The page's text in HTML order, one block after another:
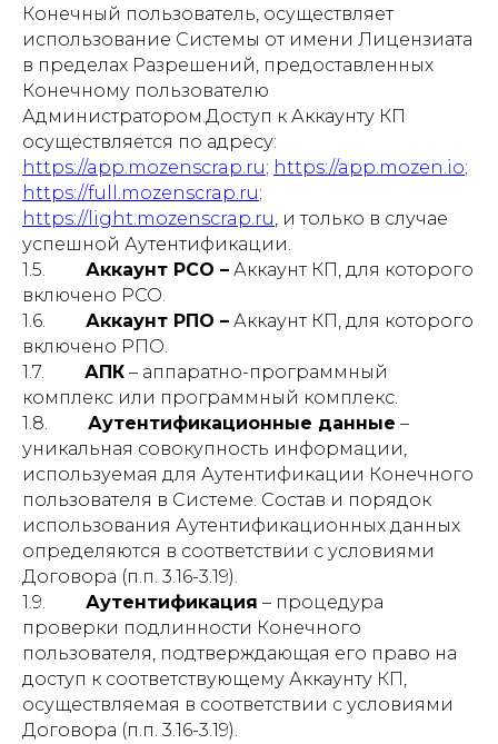
Конечный пользователь, осуществляет
использование Системы от имени Лицензиата
в пределах Разрешений, предоставленных
Конечному пользователю
Администратором.Доступ к Аккаунту КП
осуществляется по адресу:
https://app.mozenscrap.ru; https://app.mozen.io;
https://full.mozenscrap.ru;
https://light.mozenscrap.ru, и только в случае
успешной Аутентификации.
1.5. Аккаунт РСО – Аккаунт КП, для которого
включено РСО.
1.6. Аккаунт РПО – Аккаунт КП, для которого
включено РПО.
1.7. АПК – аппаратно-программный
комплекс или программный комплекс.
1.8. Аутентификационные данные –
уникальная совокупность информации,
используемая для Аутентификации Конечного
пользователя в Системе. Состав и порядок
использования Аутентификационных данных
определяются в соответствии с условиями
Договора (п.п. 3.16-3.19).
1.9. Аутентификация – процедура
проверки подлинности Конечного
пользователя, подтверждающая его право на
доступ к соответствующему Аккаунту КП,
осуществляемая в соответствии с условиями
Договора (п.п. 3.16-3.19).